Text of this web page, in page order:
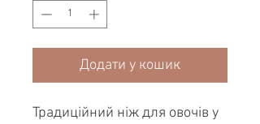
Додати у кошик
Традиційний ніж для овочів у